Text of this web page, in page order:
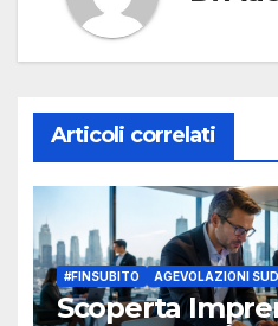
Articoli correlati
#FINSUBITO AGEVOLAZIONI SUD
Scoperta